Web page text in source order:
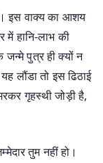
इस वाक्य का आशय
हानि-लाभ की
पुत्र ही क्यों न
लौंडा तो इस ढिठाई
गृहस्थी जोड़ी है,
तुम नहीं हो।